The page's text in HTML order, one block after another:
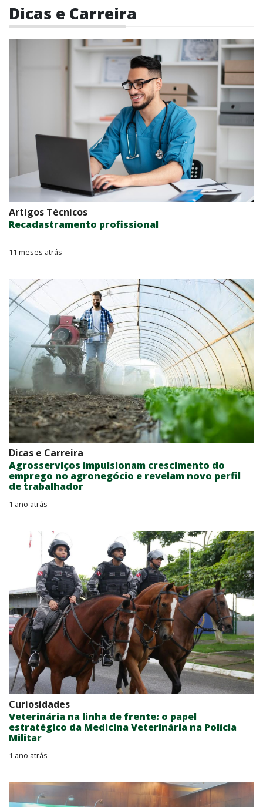
Dicas e Carreira
Artigos Técnicos
Recadastramento profissional
11 meses atrás
Dicas e Carreira
Agrosserviços impulsionam crescimento do
emprego no agronegócio e revelam novo perfil
de trabalhador
1 ano atrás
Curiosidades
Veterinária na linha de frente: o papel
estratégico da Medicina Veterinária na Polícia
Militar
1 ano atrás